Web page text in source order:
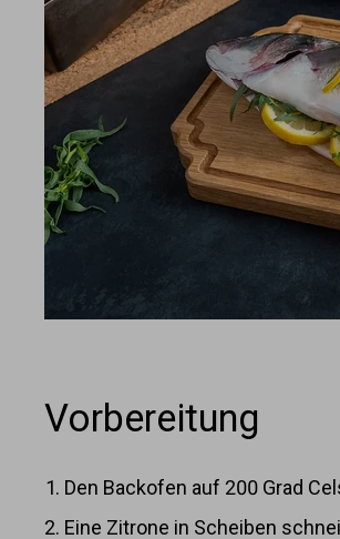
Vorbereitung
Den Backofen auf 200 Grad
Eine Zitrone in Scheiben